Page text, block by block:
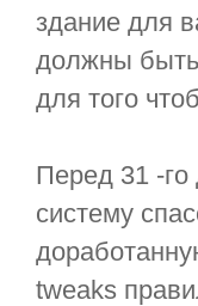
здание для
должны быть
для того
Перед 31 -го
систему
tweaks